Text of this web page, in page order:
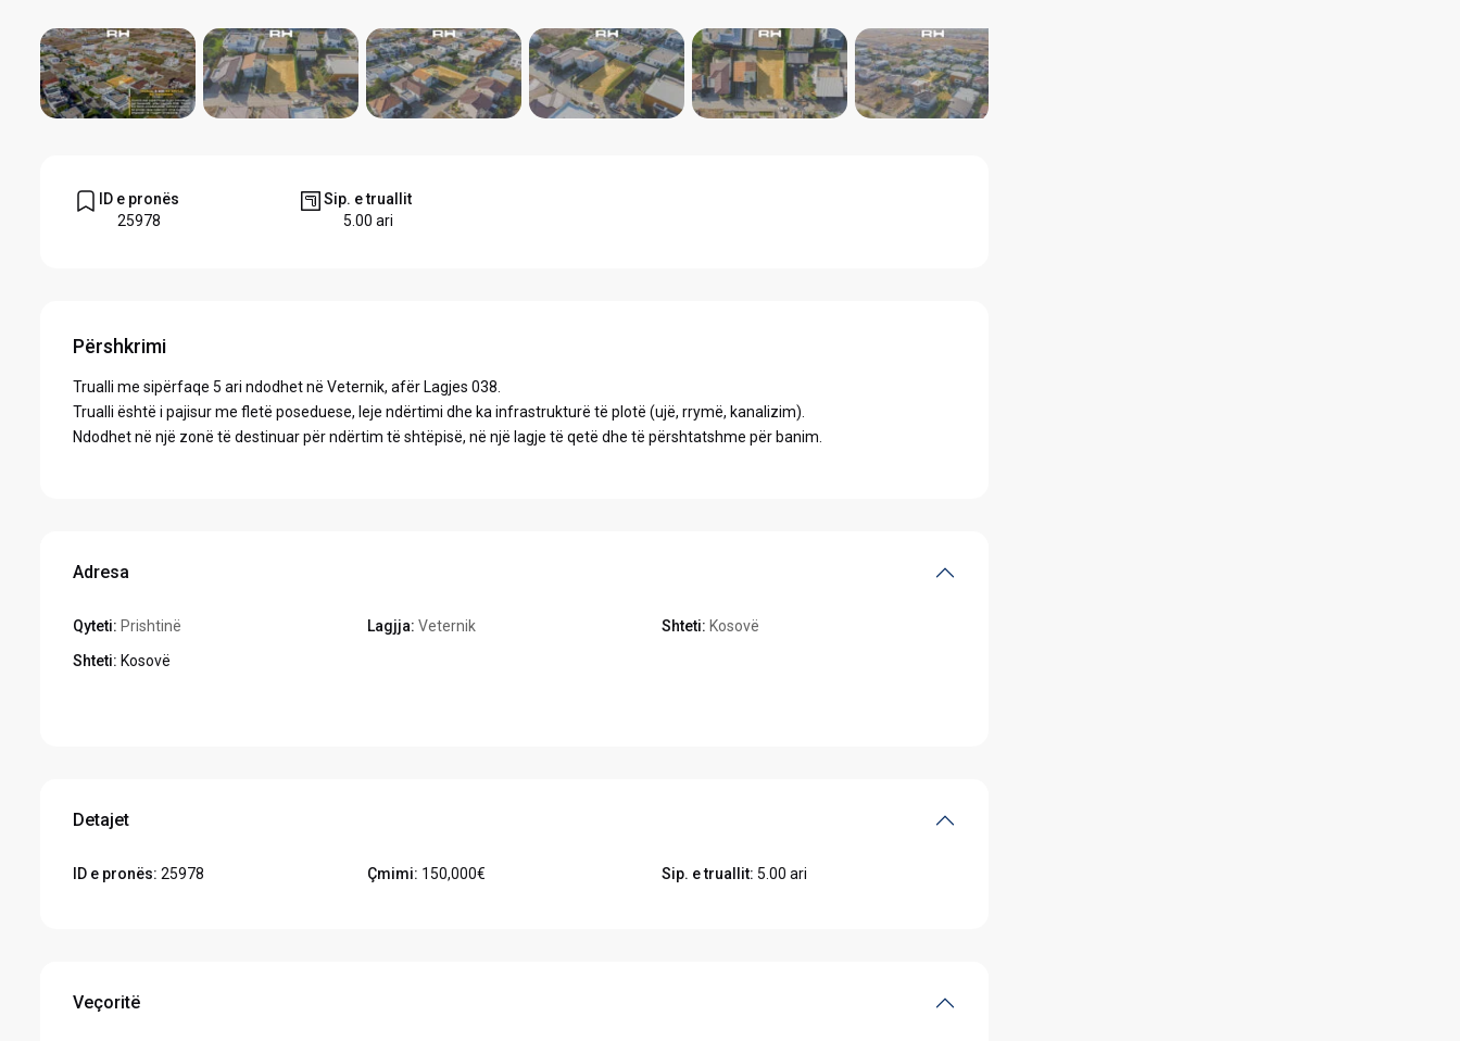
ID e pronës
25978
Sip. e truallit
5.00 ari
Përshkrimi
Trualli me sipërfaqe 5 ari ndodhet në Veternik, afër Lagjes 038.
Trualli është i pajisur me fletë poseduese, leje ndërtimi dhe ka infrastrukturë të plotë (ujë, rrymë, kanalizim).
Ndodhet në një zonë të destinuar për ndërtim të shtëpisë, në një lagje të qetë dhe të përshtatshme për banim.
Adresa
Qyteti: Prishtinë Lagjja: Veternik Shteti: Kosovë
Shteti: Kosovë
Detajet
ID e pronës: 25978 Çmimi: 150,000€ Sip. e truallit: 5.00 ari
Veçoritë